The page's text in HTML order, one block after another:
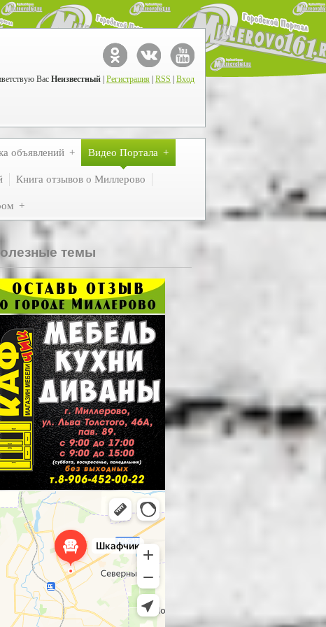
Вас Неизвестный Регистрация RSS Вход
объявлений Видео Портала
Книга отзывов о Миллерово
темы